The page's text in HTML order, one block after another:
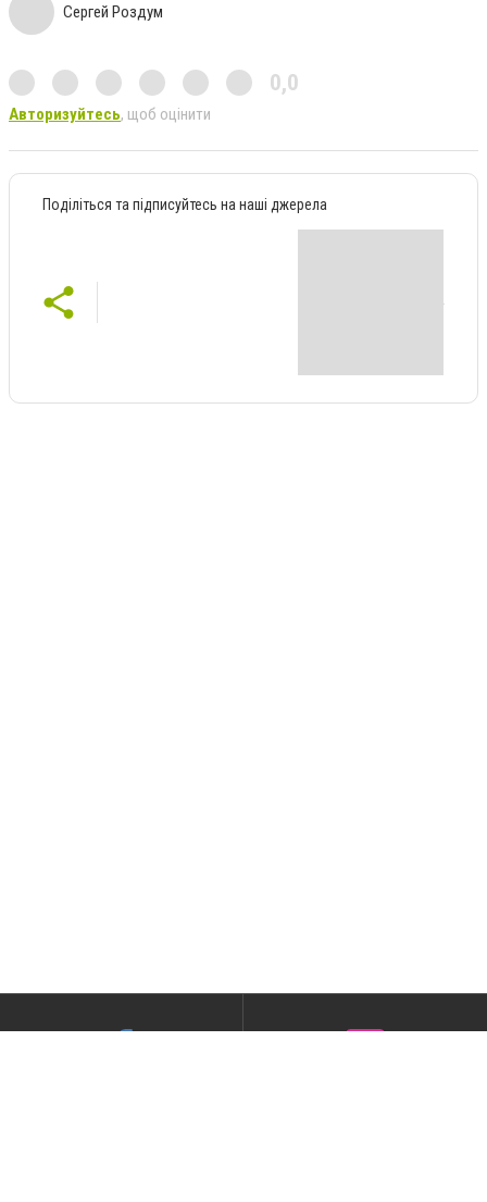
Сергей Роздум
0,0
Авторизуйтесь, щоб оцінити
Поділіться та підписуйтесь на наші джерела